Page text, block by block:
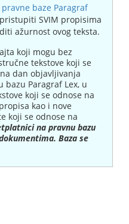
baze Paragraf
pristupiti SVIM propisima
ažurnost ovog teksta.
koji mogu bez
tekstove koji se
dan objavljivanja
bazu Paragraf Lex, u
koji se odnose na
kao i nove
koji se odnose na
na pravnu bazu
Baza se